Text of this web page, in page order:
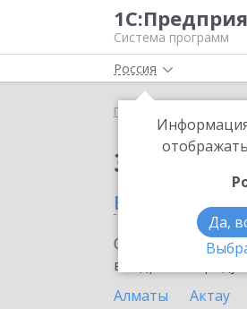
Система программ
Россия
Да,
Главная
Заказать
в Астане
Ознакомьтесь с
внедрение
Алматы
Актау